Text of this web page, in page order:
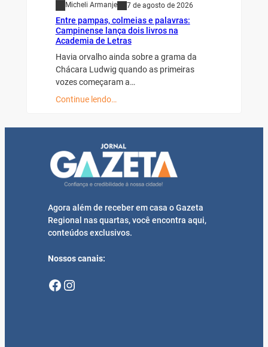
Micheli Armanje 7 de agosto de 2026
Entre pampas, colmeias e palavras:
Campinense lança dois livros na
Academia de Letras
Havia orvalho ainda sobre a grama da
Chácara Ludwig quando as primeiras
vozes começaram a…
Continue lendo…
Agora além de receber em casa o Gazeta
Regional nas quartas, você encontra aqui,
conteúdos exclusivos.
Nossos canais:
Facebook Instagram